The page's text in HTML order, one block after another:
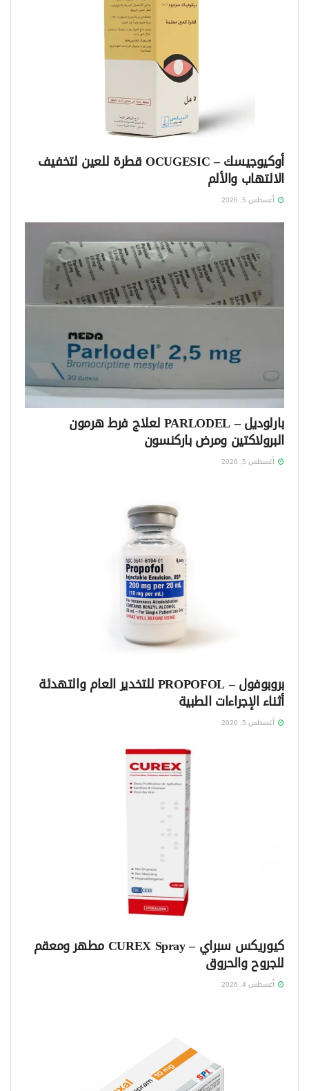
أوكيوجيسك – OCUGESIC قطرة للعين لتخفيف
الالتهاب والألم
أغسطس 5, 2026
بارلوديل – PARLODEL لعلاج فرط هرمون
البرولاكتين ومرض باركنسون
أغسطس 5, 2026
بروبوفول – PROPOFOL للتخدير العام والتهدئة
أثناء الإجراءات الطبية
أغسطس 5, 2026
كيوريكس سبراي – CUREX Spray مطهر ومعقم
للجروح والحروق
أغسطس 4, 2026